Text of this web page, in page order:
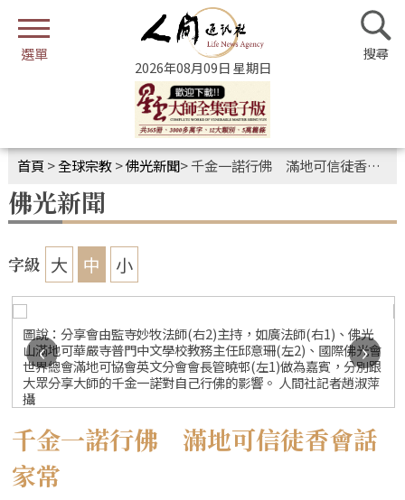
2026年08月09日 星期日
首頁 >全球宗教>佛光新聞>千金一諾行佛 滿地可信徒香會話家常
佛光新聞
字級 大 中 小
圖說：分享會由監寺妙牧法師(右2)主持，如廣法師(右1)、佛光
山滿地可華嚴寺普門中文學校教務主任邱意珊(左2)、國際佛光會
世界總會滿地可協會英文分會會長管曉邨(左1)做為嘉賓，分別跟
大眾分享大師的千金一諾對自己行佛的影響。 人間社記者趙淑萍
攝
‹ ›
千金一諾行佛 滿地可信徒香會話
家常